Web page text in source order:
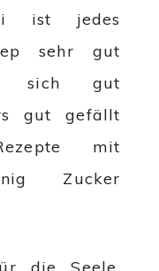
ist jedes
sehr gut
sich gut
gut gefällt
mit
Zucker